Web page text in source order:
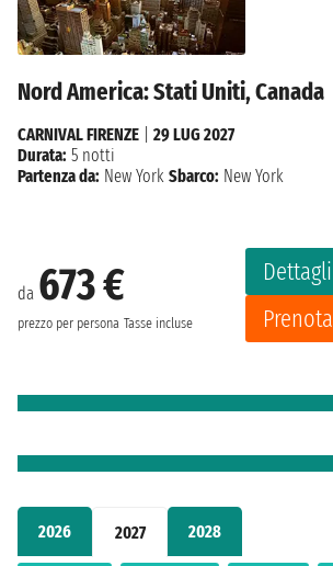
2026 2027 2028
Nord America: Stati Uniti, Canada
da 673 €
prezzo per persona Tasse incluse
Dettagli
Prenota
CARNIVAL FIRENZE
29 LUG 2027
Durata: 5 notti
Partenza da: New York Sbarco: New York